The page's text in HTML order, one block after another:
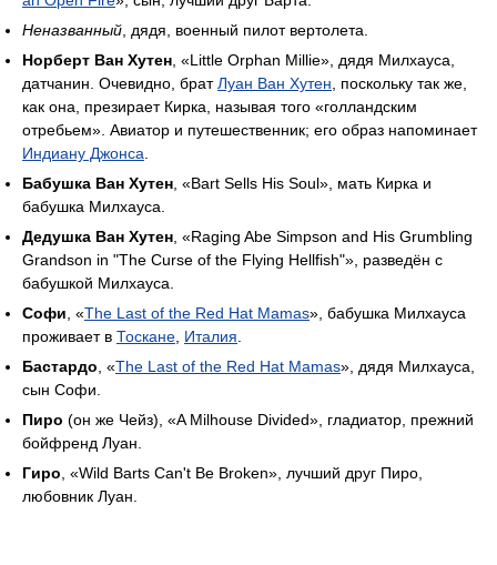
Неназванный , дядя, военный пилот вертолета.
Норберт Ван Хутен , «Little Orphan Millie», дядя Милхауса,
датчанин. Очевидно, братЛуан Ван Хутен , поскольку так же,
как она, презирает Кирка, называя того «голландским
отребьем». Авиатор и путешественник; его образ напоминает
Индиану Джонса
Бабушка Ван Хутен , «Bart Sells His Soul», мать Кирка и
бабушка Милхауса.
Дедушка Ван Хутен , «Raging Abe Simpson and His Grumbling
Grandson in "The Curse of the Flying Hellfish"», разведён с
бабушкой Милхауса.
Софи , «The Last of the Red Hat Mamas», бабушка Милхауса
проживает в Тоскане Италия
Бастардо , «The Last of the Red Hat Mamas», дядя Милхауса,
сын Софи.
Пиро (он же Чейз), «A Milhouse Divided», гладиатор, прежний
бойфренд Луан.
Гиро , «Wild Barts Can't Be Broken», лучший друг Пиро,
любовник Луан.